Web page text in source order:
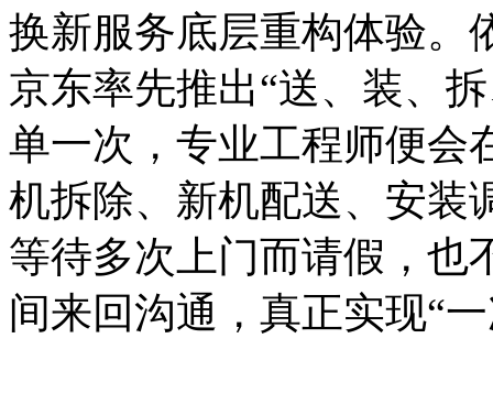
换新服务底层重构体验。
京东率先推出“送、装、
单一次，专业工程师便会
机拆除、新机配送、安装
等待多次上门而请假，也
间来回沟通，真正实现“